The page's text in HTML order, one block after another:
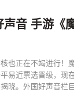
音 手游《
也正在不竭进行！
易近票选晋级，现
晓。外国好声音栏